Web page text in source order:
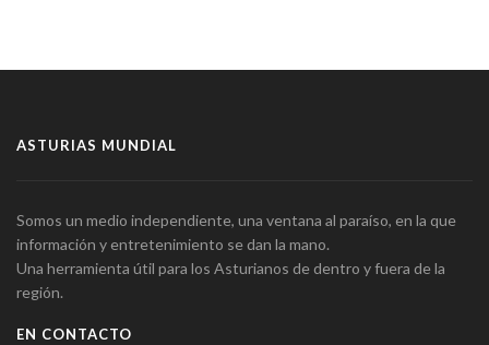
ASTURIAS MUNDIAL
Somos un medio independiente, una ventana al paraíso, en la que
información y entretenimiento se dan la mano.
Una herramienta útil para los Asturianos de dentro y fuera de la
región.
EN CONTACTO